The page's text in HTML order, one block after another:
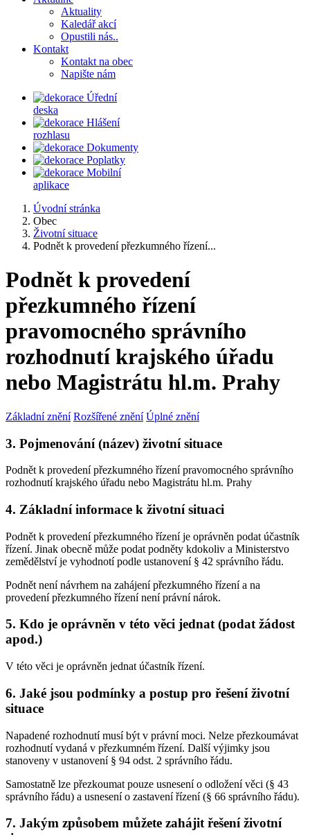
Aktuality
Kaledář akcí
Opustili nás..
Kontakt
Kontakt na obec
Napište nám
Úřední
deska
Hlášení
rozhlasu
Dokumenty
Poplatky
Mobilní
aplikace
Úvodní stránka
Obec
Životní situace
Podnět k provedení přezkumného řízení...
Podnět k provedení
přezkumného řízení
pravomocného správního
rozhodnutí krajského úřadu
nebo Magistrátu hl.m. Prahy
Základní znění Rozšířené znění Úplné znění
3. Pojmenování (název) životní situace
Podnět k provedení přezkumného řízení pravomocného správního
rozhodnutí krajského úřadu nebo Magistrátu hl.m. Prahy
4. Základní informace k životní situaci
Podnět k provedení přezkumného řízení je oprávněn podat účastník
řízení. Jinak obecně může podat podněty kdokoliv a Ministerstvo
zemědělství je vyhodnotí podle ustanovení § 42 správního řádu.
Podnět není návrhem na zahájení přezkumného řízení a na
provedení přezkumného řízení není právní nárok.
5. Kdo je oprávněn v této věci jednat (podat žádost
apod.)
V této věci je oprávněn jednat účastník řízení.
6. Jaké jsou podmínky a postup pro řešení životní
situace
Napadené rozhodnutí musí být v právní moci. Nelze přezkoumávat
rozhodnutí vydaná v přezkumném řízení. Další výjimky jsou
stanoveny v ustanovení § 94 odst. 2 správního řádu.
Samostatně lze přezkoumat pouze usnesení o odložení věci (§ 43
správního řádu) a usnesení o zastavení řízení (§ 66 správního řádu).
7. Jakým způsobem můžete zahájit řešení životní